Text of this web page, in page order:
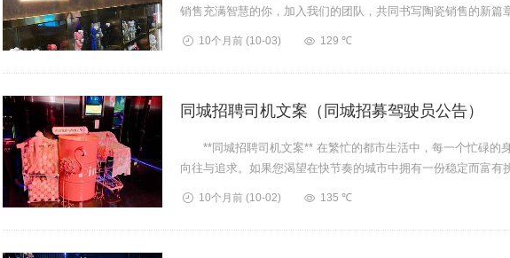
销售充满智慧的你，加入我们的团队，共同书写陶瓷销售的新篇
10个月前 (10-03) 129 ℃
同城招聘司机文案（同城招募驾驶员公告）
**同城招聘司机文案** 在繁忙的都市生活中，每一个忙碌的
向往与追求。如果您渴望在快节奏的城市中拥有一份稳定而富有
10个月前 (10-02) 135 ℃